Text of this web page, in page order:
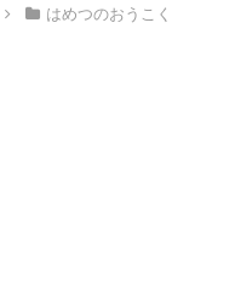
はめつのおうこく